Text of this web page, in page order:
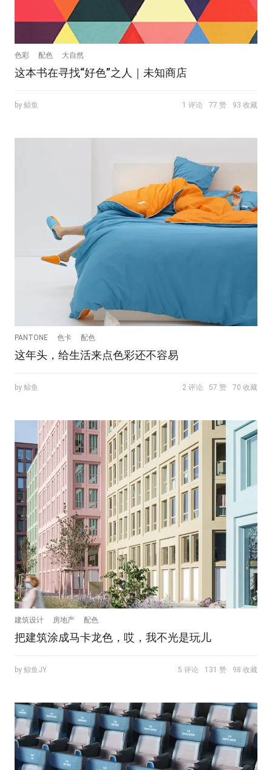
色彩 配色 大自然
这本书在寻找“好色”之人｜未知商店
by 鲸鱼 1 评论 77 赞 93 收藏
PANTONE 色卡 配色
这年头，给生活来点色彩还不容易
by 鲸鱼 2 评论 57 赞 70 收藏
建筑设计 房地产 配色
把建筑涂成马卡龙色，哎，我不光是玩儿
by 鲸鱼JY 5 评论 131 赞 98 收藏